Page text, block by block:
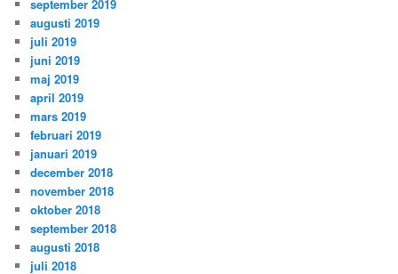
september 2019
augusti 2019
juli 2019
juni 2019
maj 2019
april 2019
mars 2019
februari 2019
januari 2019
december 2018
november 2018
oktober 2018
september 2018
augusti 2018
juli 2018